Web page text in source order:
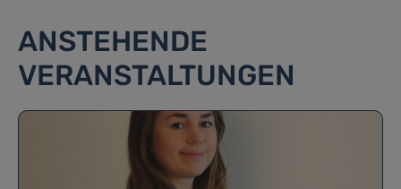
ANSTEHENDE
VERANSTALTUNGEN